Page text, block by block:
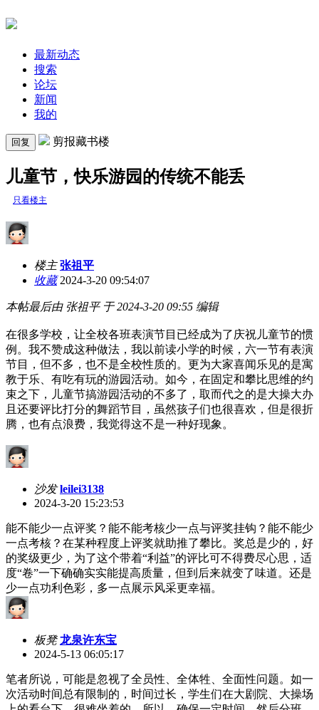
最新动态
搜索
论坛
新闻
我的
回复 剪报藏书楼
儿童节，快乐游园的传统不能丢
只看楼主
楼主 张祖平
收藏2024-3-20 09:54:07
本帖最后由 张祖平 于 2024-3-20 09:55 编辑
在很多学校，让全校各班表演节目已经成为了庆祝儿童节的惯
例。我不赞成这种做法，我以前读小学的时候，六一节有表演
节目，但不多，也不是全校性质的。更为大家喜闻乐见的是寓
教于乐、有吃有玩的游园活动。如今，在固定和攀比思维的约
束之下，儿童节搞游园活动的不多了，取而代之的是大操大办
且还要评比打分的舞蹈节目，虽然孩子们也很喜欢，但是很折
腾，也有点浪费，我觉得这不是一种好现象。
沙发 leilei3138
2024-3-20 15:23:53
能不能少一点评奖？能不能考核少一点与评奖挂钩？能不能少
一点考核？在某种程度上评奖就助推了攀比。奖总是少的，好
的奖级更少，为了这个带着“利益”的评比可不得费尽心思，适
度“卷”一下确确实实能提高质量，但到后来就变了味道。还是
少一点功利色彩，多一点展示风采更幸福。
板凳 龙泉许东宝
2024-5-13 06:05:17
笔者所说，可能是忽视了全员性、全体牲、全面性问题。如一
次活动时间总有限制的，时间过长，学生们在大剧院、大操场